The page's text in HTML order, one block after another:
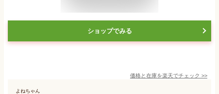
ショップでみる
価格と在庫を楽天でチェック >>
よねちゃん